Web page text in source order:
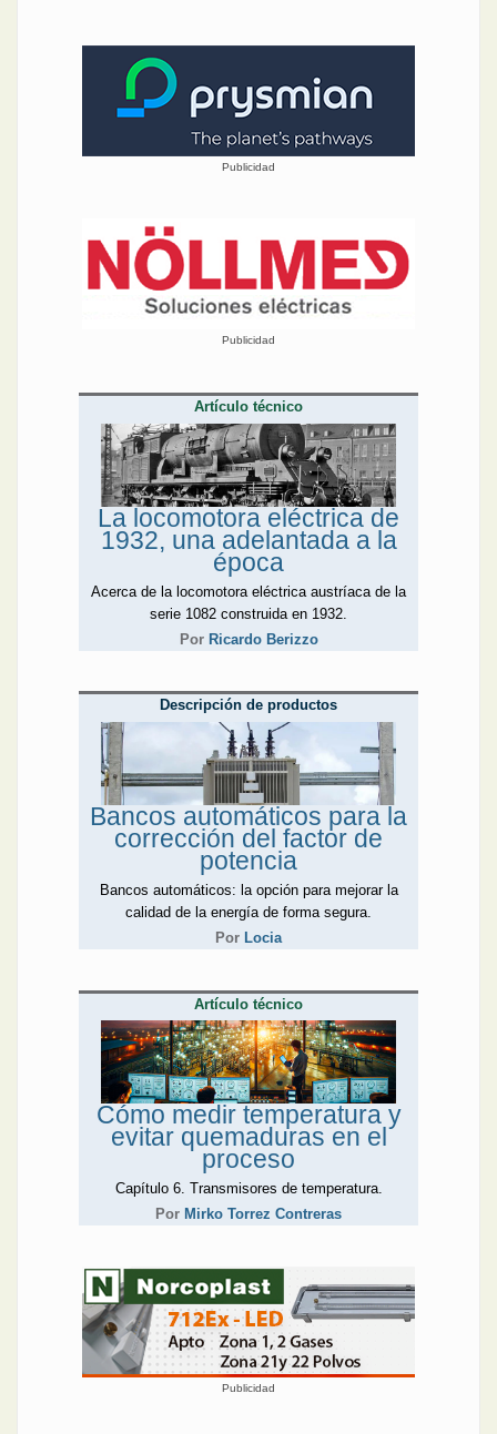
Publicidad
Publicidad
Artículo técnico
La locomotora eléctrica de
1932, una adelantada a la
época
Acerca de la locomotora eléctrica austríaca de la
serie 1082 construida en 1932.
Por Ricardo Berizzo
Descripción de productos
Bancos automáticos para la
corrección del factor de
potencia
Bancos automáticos: la opción para mejorar la
calidad de la energía de forma segura.
Por Locia
Artículo técnico
Cómo medir temperatura y
evitar quemaduras en el
proceso
Capítulo 6. Transmisores de temperatura.
Por Mirko Torrez Contreras
Publicidad